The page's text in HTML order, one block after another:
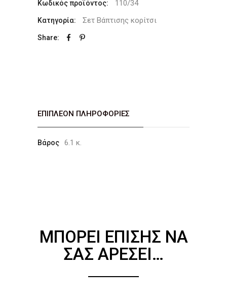
Κωδικός προϊόντος: 110/34
Κατηγορία: Σετ Βάπτισης κορίτσι
Share:
ΕΠΙΠΛΈΟΝ ΠΛΗΡΟΦΟΡΊΕΣ
Βάρος 6.1 κ.
ΜΠΟΡΕΊ ΕΠΊΣΗΣ ΝΑ
ΣΑΣ ΑΡΈΣΕΙ…